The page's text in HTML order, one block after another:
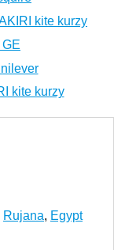
Rujana, Egypt